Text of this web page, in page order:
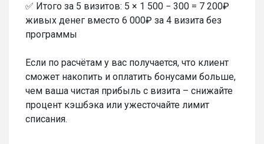
✅ Итого за 5 визитов: 5 × 1 500 − 300 = 7 200₽
живых денег вместо 6 000₽ за 4 визита без
программы
Если по расчётам у вас получается, что клиент
сможет накопить и оплатить бонусами больше,
чем ваша чистая прибыль с визита – снижайте
процент кэшбэка или ужесточайте лимит
списания.